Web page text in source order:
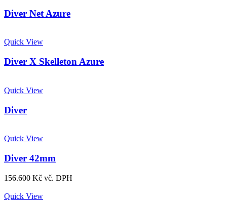
Diver Net Azure
Quick View
Diver X Skelleton Azure
Quick View
Diver
Quick View
Diver 42mm
156.600 Kč vč. DPH
Quick View